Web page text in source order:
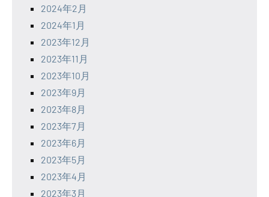
2024年2月
2024年1月
2023年12月
2023年11月
2023年10月
2023年9月
2023年8月
2023年7月
2023年6月
2023年5月
2023年4月
2023年3月